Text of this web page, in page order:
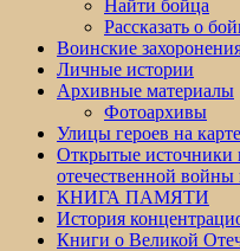
Найти бойца
Рассказать о
Воинские
Личные истории
Архивные материалы
Фотоархивы
Улицы героев на
Открытые источники
отечественной войны
КНИГА ПАМЯТИ
История
Книги о Великой